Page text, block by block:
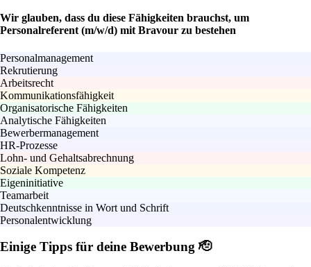
Wir glauben, dass du diese Fähigkeiten brauchst, um
Personalreferent (m/w/d) mit Bravour zu bestehen
Personalmanagement
Rekrutierung
Arbeitsrecht
Kommunikationsfähigkeit
Organisatorische Fähigkeiten
Analytische Fähigkeiten
Bewerbermanagement
HR-Prozesse
Lohn- und Gehaltsabrechnung
Soziale Kompetenz
Eigeninitiative
Teamarbeit
Deutschkenntnisse in Wort und Schrift
Personalentwicklung
Einige Tipps für deine Bewerbung 🫡